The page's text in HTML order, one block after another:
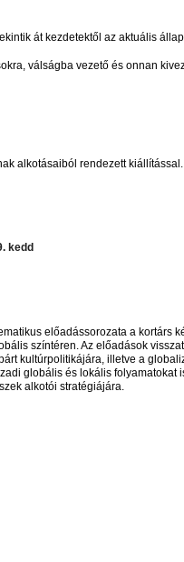
át kezdetektől az aktuális
válságba vezető és onnan
találni.
alkotásaiból rendezett kiállítással.
Kozsuhárov
kedd
előadássorozata a kortárs
színtéren. Az előadások
kultúrpolitikájára, illetve a
globális és lokális folyamatokat
alkotói stratégiájára.